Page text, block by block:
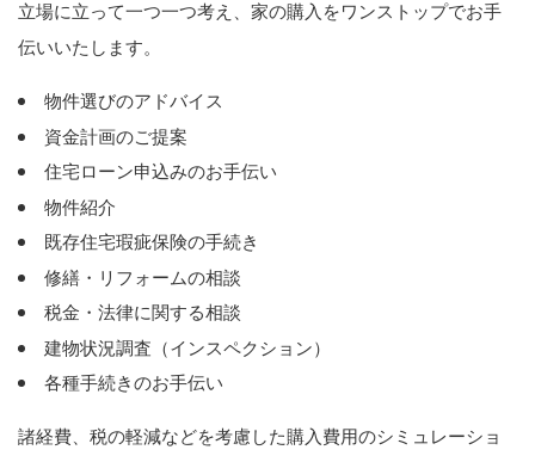
立場に立って一つ一つ考え、家の購入をワンストップでお手
伝いいたします。
物件選びのアドバイス
資金計画のご提案
住宅ローン申込みのお手伝い
物件紹介
既存住宅瑕疵保険の手続き
修繕・リフォームの相談
税金・法律に関する相談
建物状況調査（インスペクション）
各種手続きのお手伝い
諸経費、税の軽減などを考慮した購入費用のシミュレーショ